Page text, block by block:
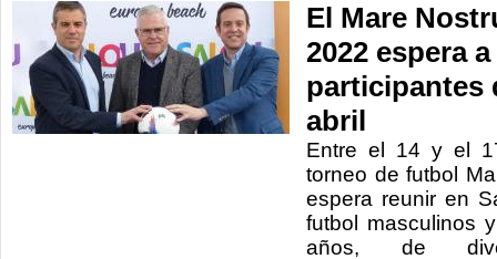
El Mare
2022 espera a
participantes
abril
Entre el 14 y el
torneo de futbol
espera reunir en
futbol masculinos
años, de